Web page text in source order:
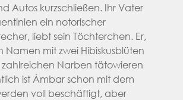
Autos kurzschließen. Ihr Vater
ein notorischer
liebt sein Töchterchen. Er,
Namen mit zwei Hibiskusblüten
Narben tätowieren
ist Ámbar schon mit dem
voll beschäftigt, aber